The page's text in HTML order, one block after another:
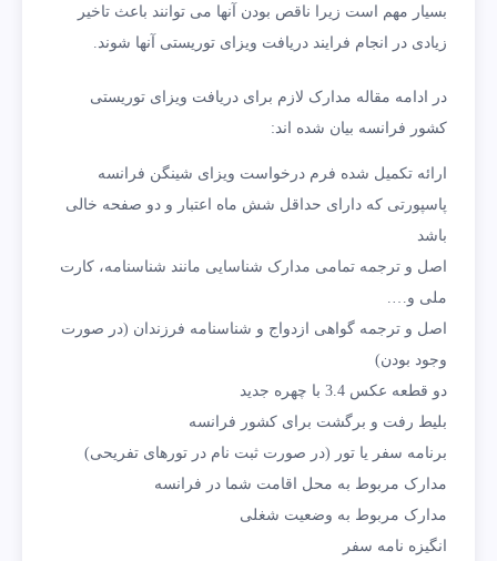
بسیار مهم است زیرا ناقص بودن آنها می توانند باعث تاخیر
زیادی در انجام فرایند دریافت ویزای توریستی آنها شوند.
در ادامه مقاله مدارک لازم برای دریافت ویزای توریستی
کشور فرانسه بیان شده اند:
ارائه تکمیل شده فرم درخواست ویزای شینگن فرانسه
پاسپورتی که دارای حداقل شش ماه اعتبار و دو صفحه خالی
باشد
اصل و ترجمه تمامی مدارک شناسایی مانند شناسنامه، کارت
ملی و….
اصل و ترجمه گواهی ازدواج و شناسنامه فرزندان (در صورت
وجود بودن)
دو قطعه عکس 3.4 با چهره جدید
بلیط رفت و برگشت برای کشور فرانسه
برنامه سفر یا تور (در صورت ثبت نام در تورهای تفریحی)
مدارک مربوط به محل اقامت شما در فرانسه
مدارک مربوط به وضعیت شغلی
انگیزه نامه سفر